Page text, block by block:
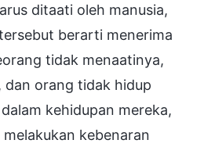
ditaati oleh manusia,
berarti menerima
tidak menaatinya,
dan orang tidak hidup
dalam kehidupan mereka,
kebenaran